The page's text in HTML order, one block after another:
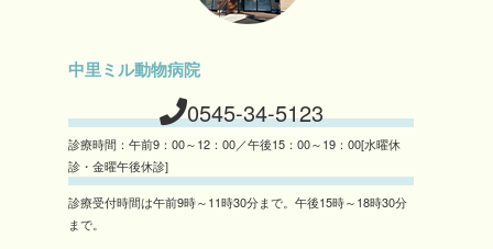
中里ミル動物病院
0545-34-5123
診療時間：午前9：00～12：00／午後15：00～19：00[水曜休
診・金曜午後休診]
診療受付時間は午前9時～11時30分まで。午後15時～18時30分
まで。